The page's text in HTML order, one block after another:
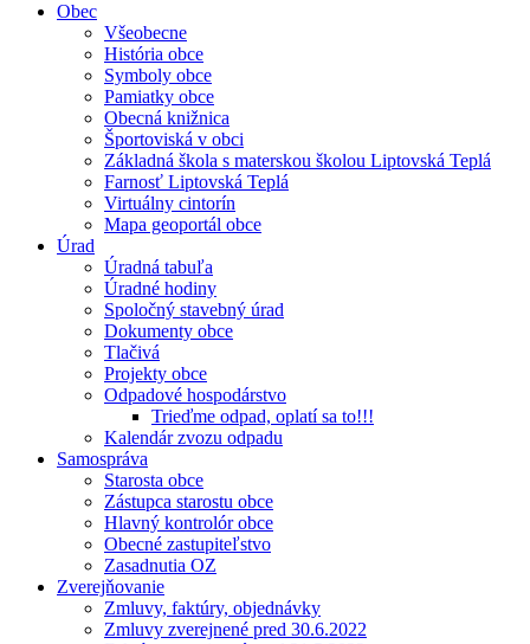
Obec
Všeobecne
História obce
Symboly obce
Pamiatky obce
Obecná knižnica
Športoviská v obci
Základná škola s materskou školou Liptovská Teplá
Farnosť Liptovská Teplá
Virtuálny cintorín
Mapa geoportál obce
Úrad
Úradná tabuľa
Úradné hodiny
Spoločný stavebný úrad
Dokumenty obce
Tlačivá
Projekty obce
Odpadové hospodárstvo
Trieďme odpad, oplatí sa to!!!
Kalendár zvozu odpadu
Samospráva
Starosta obce
Zástupca starostu obce
Hlavný kontrolór obce
Obecné zastupiteľstvo
Zasadnutia OZ
Zverejňovanie
Zmluvy, faktúry, objednávky
Zmluvy zverejnené pred 30.6.2022